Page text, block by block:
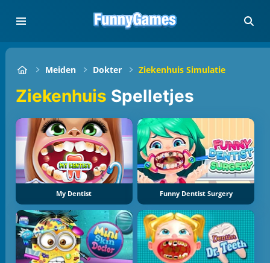
Meiden Dokter Ziekenhuis Simulatie
Ziekenhuis Spelletjes
My Dentist Funny Dentist Surgery